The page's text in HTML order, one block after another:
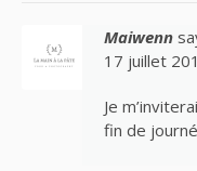
Maiwenn
17 juillet
Je
fin de